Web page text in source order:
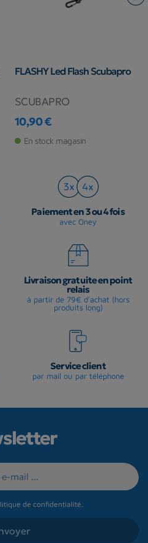
FLASHY Led Flash Scubapro
SCUBAPRO
Prix
10,90 €
En stock magasin
Paiement en 3 ou 4 fois
avec Oney
Livraison gratuite en point
relais
à partir de 79€ d'achat (hors
produits long)
Service client
par mail ou par téléphone
de confidentialité